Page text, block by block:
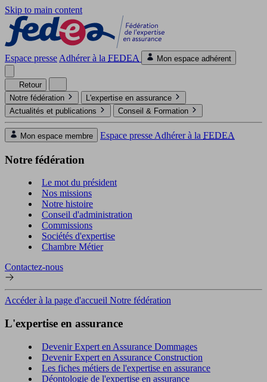
Skip to main content
Espace presse Adhérer à la FEDEA Mon espace adhérent
Retour
Notre fédération
L'expertise en assurance
Actualités et publications
Conseil & Formation
Mon espace membre Espace presse Adhérer à la FEDEA
Notre fédération
Le mot du président
Nos missions
Notre histoire
Conseil d'administration
Commissions
Sociétés d'expertise
Chambre Métier
Contactez-nous
Accéder à la page d'accueil Notre fédération
L'expertise en assurance
Devenir Expert en Assurance Dommages
Devenir Expert en Assurance Construction
Les fiches métiers de l'expertise en assurance
Déontologie de l'expertise en assurance